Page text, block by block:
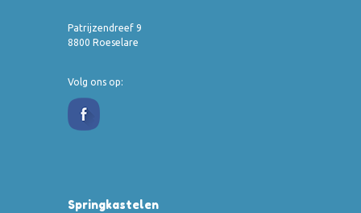
Patrijzendreef 9
8800 Roeselare
Volg ons op:
Springkastelen